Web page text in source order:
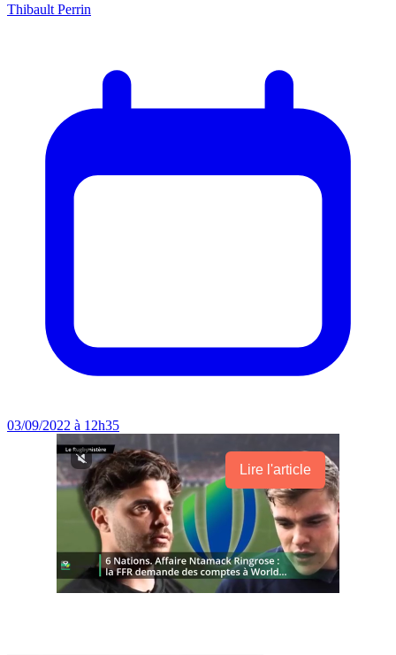
Thibault Perrin
03/09/2022 à 12h35
Lire l'article